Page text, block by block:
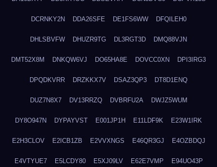
DCRNKY2N DDA26SFE DE1FS6WW DFQILEH0
DHLSBVFW DHUZR9TG DL3RGT3D DMQ88VJN
DMT52X8M DNKQW6VJ DO65HA8E DOVCC0XN DPI3IRG3
DPQDKVRR DRZKKX7V DSAZ3QP3 DT8D1ENQ
DUZ7N8X7 DV13RRZQ DVBRFU2A DWJZ5WUM
DY8O947N DYPAYVST E001JP1H E11LDF9K E23W1IRK
E2H3CLOV E2ICB1ZB E2VVXNGS E46QR3GJ E4OZBDQJ
E4VTYUE7 E5LCDY80 E5XJ09LV E62E7VMP E94UO43P